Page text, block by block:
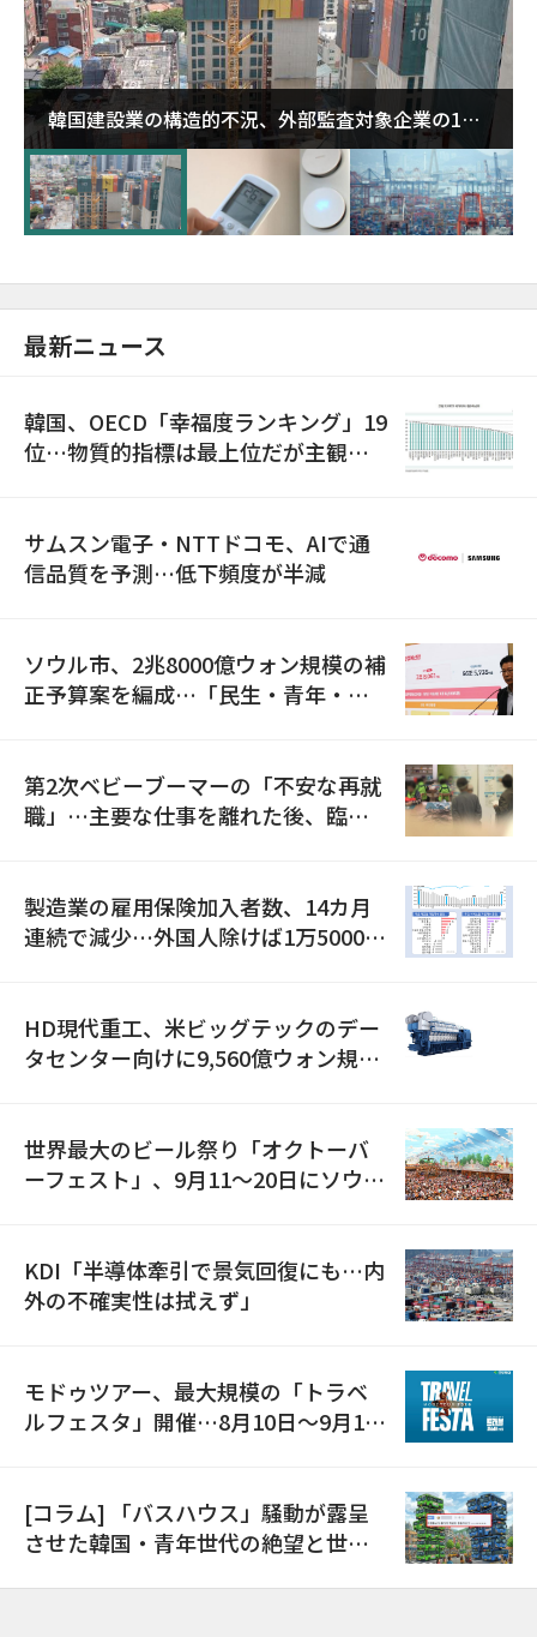
韓国建設業の構造的不況、外部監査対象企業の1割
超が「ゾンビ企業」に…5年で2.8倍増
最新ニュース
韓国、OECD「幸福度ランキング」19
位…物質的指標は最上位だが主観的
サムスン電子・NTTドコモ、AIで通
信品質を予測…低下頻度が半減
ソウル市、2兆8000億ウォン規模の補
正予算案を編成…「民生・青年・安
第2次ベビーブーマーの「不安な再就
職」…主要な仕事を離れた後、臨時
製造業の雇用保険加入者数、14カ月
連続で減少…外国人除けば1万5000人
HD現代重工、米ビッグテックのデー
タセンター向けに9,560億ウォン規模
世界最大のビール祭り「オクトーバ
ーフェスト」、9月11〜20日にソウル
KDI「半導体牽引で景気回復にも…内
外の不確実性は拭えず」
モドゥツアー、最大規模の「トラベ
ルフェスタ」開催…8月10日～9月11
[コラム] 「バスハウス」騒動が露呈
させた韓国・青年世代の絶望と世代